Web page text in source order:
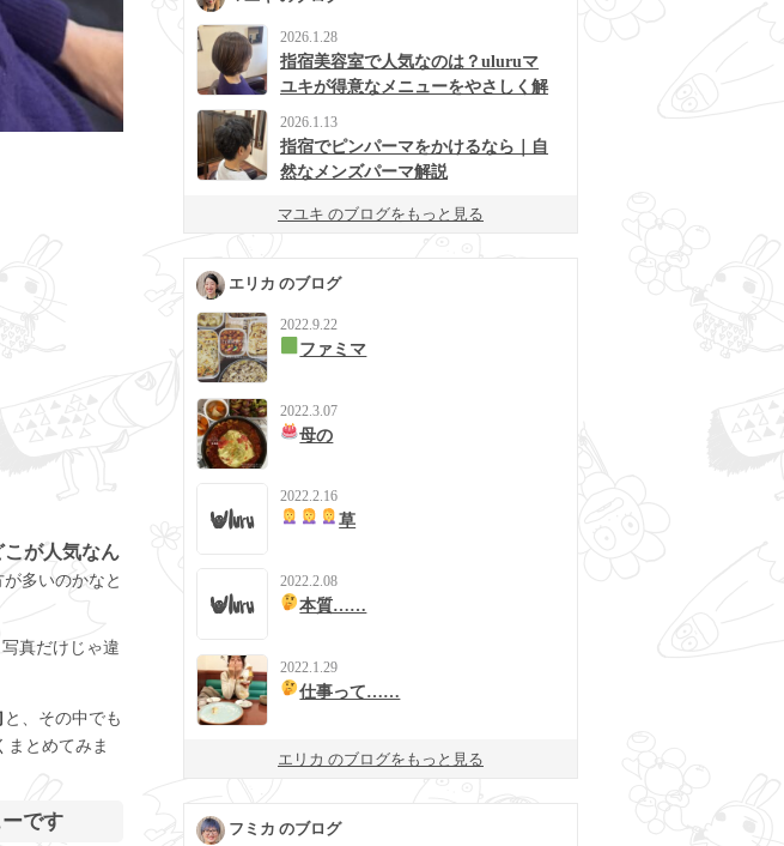
こが人気なん
多いのかなと
真だけじゃ違
と、その中でも
まとめてみま
です
2026.1.28
指宿美容室で人気なのは？uluruマ
ユキが得意なメニューをやさしく解
2026.1.13
指宿でピンパーマをかけるなら｜自
然なメンズパーマ解説
マユキ のブログをもっと見る
エリカ のブログ
2022.9.22
ファミマ
2022.3.07
母の
2022.2.16
草
2022.2.08
本質……
2022.1.29
仕事って……
エリカ のブログをもっと見る
フミカ のブログ